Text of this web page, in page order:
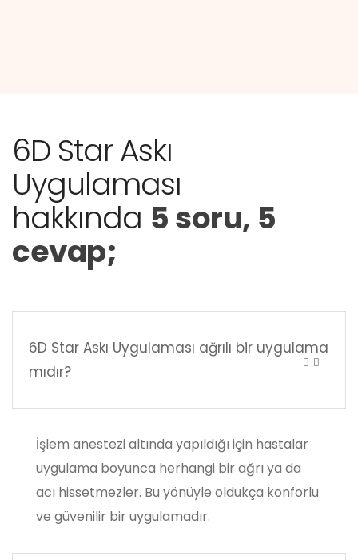
6D Star Askı
Uygulaması
hakkında 5 soru, 5
cevap;
6D Star Askı Uygulaması ağrılı bir uygulama
mıdır?
İşlem anestezi altında yapıldığı için hastalar
uygulama boyunca herhangi bir ağrı ya da
acı hissetmezler. Bu yönüyle oldukça konforlu
ve güvenilir bir uygulamadır.